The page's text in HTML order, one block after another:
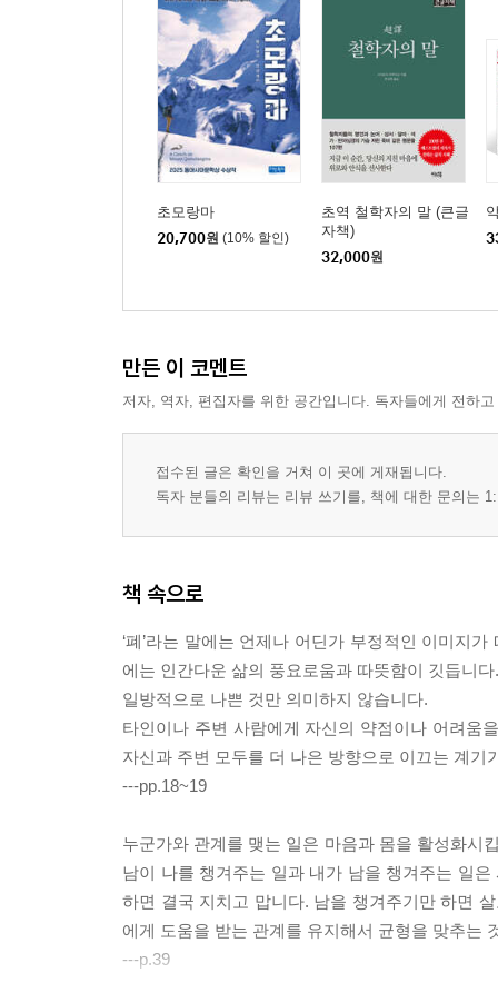
초모랑마
20,700원 (10% 할인)
초역 철학자의 말 (큰글
자책)
32,000원
만든 이 코멘트
저자, 역자, 편집자를 위한 공간입니다. 독자들에게 전하
접수된 글은 확인을 거쳐 이 곳에 게재됩니다.
독자 분들의 리뷰는 리뷰 쓰기를, 책에 대한 문의는
책 속으로
‘폐’라는 말에는 언제나 어딘가 부정적인 이미지
에는 인간다운 삶의 풍요로움과 따뜻함이 깃듭니
일방적으로 나쁜 것만 의미하지 않습니다.
타인이나 주변 사람에게 자신의 약점이나 어려움
자신과 주변 모두를 더 나은 방향으로 이끄는 계기
---pp.18~19
누군가와 관계를 맺는 일은 마음과 몸을 활성화시
남이 나를 챙겨주는 일과 내가 남을 챙겨주는 일
하면 결국 지치고 맙니다. 남을 챙겨주기만 하면
에게 도움을 받는 관계를 유지해서 균형을 맞추는
---p.39